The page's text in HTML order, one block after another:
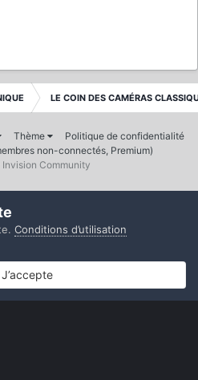
LE COIN DES CAMÉRAS
Thème
Politique de confidentialité
non-connectés, Premium)
Community
Conditions d’utilisation
J’accepte